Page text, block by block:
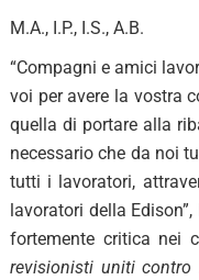
M.A., I.P., I.S., A.B.
“Compagni e amici
voi per avere la vostra
quella di portare alla
necessario che da noi
tutti i lavoratori,
lavoratori della
fortemente critica nei
revisionisti uniti contro